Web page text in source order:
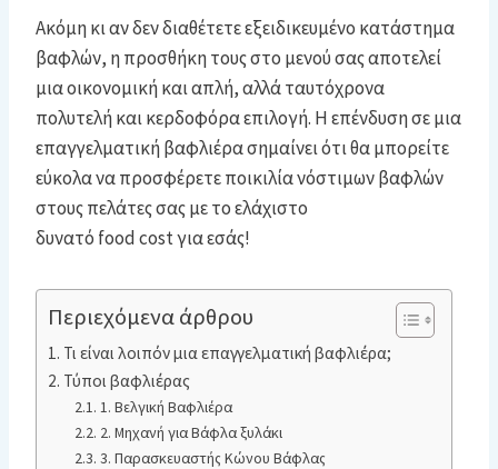
Ακόμη κι αν δεν διαθέτετε εξειδικευμένο κατάστημα
βαφλών, η προσθήκη τους στο μενού σας αποτελεί
μια οικονομική και απλή, αλλά ταυτόχρονα
πολυτελή και κερδοφόρα επιλογή. Η επένδυση σε μια
επαγγελματική βαφλιέρα σημαίνει ότι θα μπορείτε
εύκολα να προσφέρετε ποικιλία νόστιμων βαφλών
στους πελάτες σας με το ελάχιστο
δυνατό food cost για εσάς!
Περιεχόμενα άρθρου
Τι είναι λοιπόν μια επαγγελματική βαφλιέρα;
Τύποι βαφλιέρας
1. Βελγική Βαφλιέρα
2. Μηχανή για Βάφλα ξυλάκι
3. Παρασκευαστής Κώνου Βάφλας